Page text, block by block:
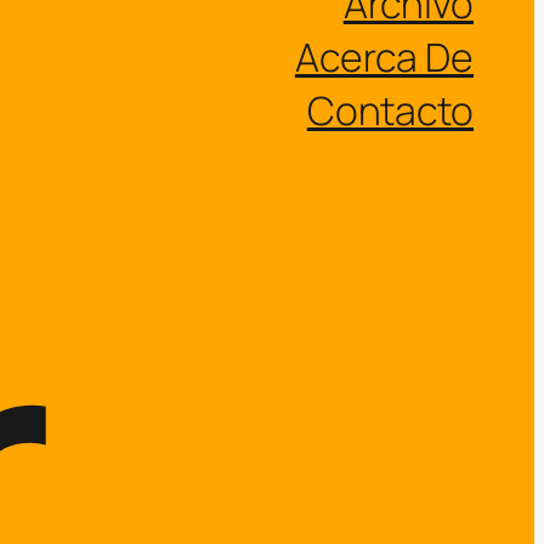
Acerca De
Contacto